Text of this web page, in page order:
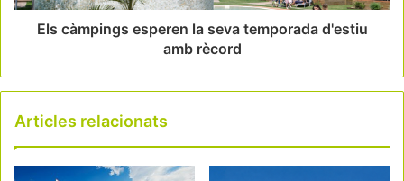
Els càmpings esperen la seva temporada d'estiu
amb rècord
Articles relacionats